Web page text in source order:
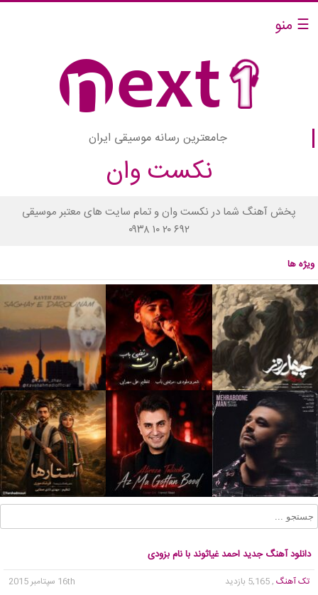
☰ منو
جامعترین رسانه موسیقی ایران
نکست وان
پخش آهنگ شما در نکست وان و تمام سایت های معتبر موسیقی
۰۹۳۸ ۱۰ ۲۰ ۶۹۲
ویژه ها
دانلود آهنگ جدید احمد غیاثوند با نام بزودی
تک آهنگ , 5,165 بازدید 16th سپتامبر 2015